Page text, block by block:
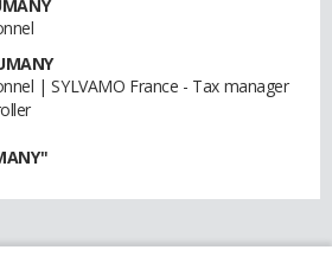
| SYLVAMO France - Tax manager